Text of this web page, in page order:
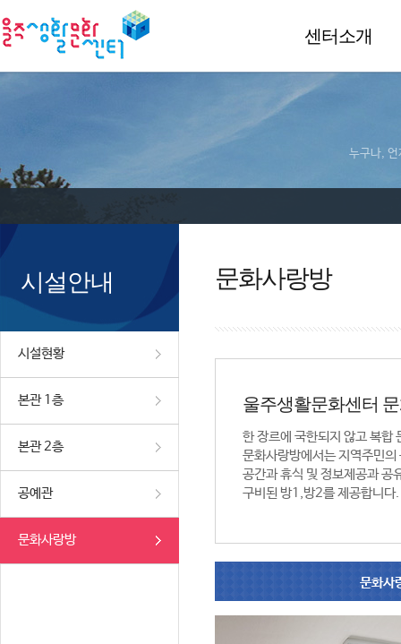
센터소개
누구나, 언
시설안내
시설현황
본관 1층
본관 2층
공예관
문화사랑방
문화사랑방
울주생활문화센터
한 장르에 국한되지 않고 복합
문화사랑방에서는 지역주민
공간과 휴식 및 정보제공과 공
구비된 방1,방2를 제공합니다.
문화사